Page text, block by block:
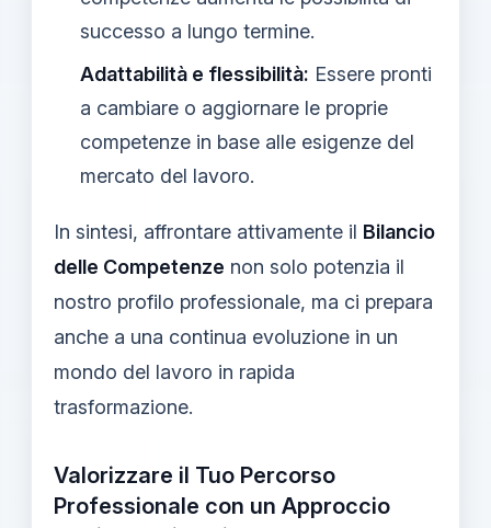
successo a lungo termine.
Adattabilità e flessibilità: Essere pronti
a cambiare o aggiornare le proprie
competenze in base alle esigenze del
mercato del lavoro.
In sintesi, affrontare attivamente il Bilancio
delle Competenze non solo potenzia il
nostro profilo professionale, ma ci prepara
anche a una continua evoluzione in un
mondo del lavoro in rapida
trasformazione.
Valorizzare il Tuo Percorso
Professionale con un Approccio